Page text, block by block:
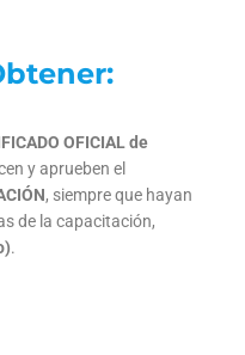
OFICIAL de
y aprueben el
, siempre que hayan
de la capacitación,
.